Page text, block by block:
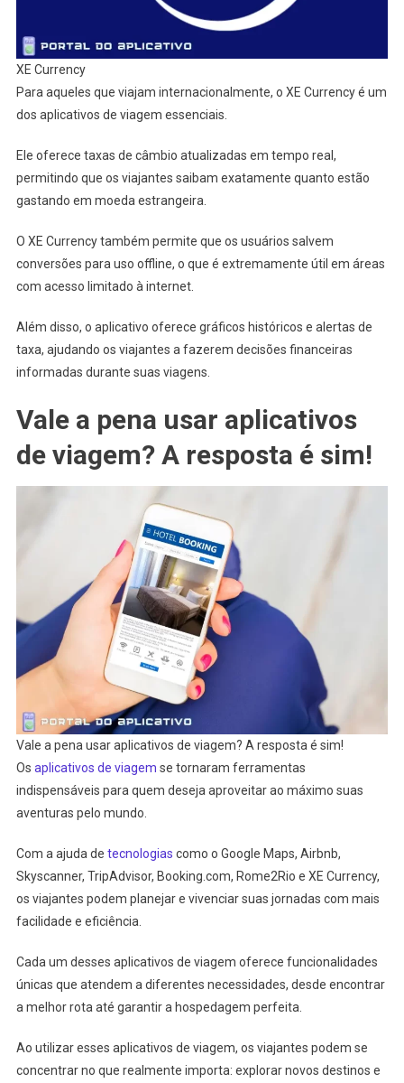
XE Currency
Para aqueles que viajam internacionalmente, o XE Currency é um
dos aplicativos de viagem essenciais.
Ele oferece taxas de câmbio atualizadas em tempo real,
permitindo que os viajantes saibam exatamente quanto estão
gastando em moeda estrangeira.
O XE Currency também permite que os usuários salvem
conversões para uso offline, o que é extremamente útil em áreas
com acesso limitado à internet.
Além disso, o aplicativo oferece gráficos históricos e alertas de
taxa, ajudando os viajantes a fazerem decisões financeiras
informadas durante suas viagens.
Vale a pena usar aplicativos
de viagem? A resposta é sim!
Vale a pena usar aplicativos de viagem? A resposta é sim!
Os aplicativos de viagem se tornaram ferramentas
indispensáveis para quem deseja aproveitar ao máximo suas
aventuras pelo mundo.
Com a ajuda de tecnologias como o Google Maps, Airbnb,
Skyscanner, TripAdvisor, Booking.com, Rome2Rio e XE Currency,
os viajantes podem planejar e vivenciar suas jornadas com mais
facilidade e eficiência.
Cada um desses aplicativos de viagem oferece funcionalidades
únicas que atendem a diferentes necessidades, desde encontrar
a melhor rota até garantir a hospedagem perfeita.
Ao utilizar esses aplicativos de viagem, os viajantes podem se
concentrar no que realmente importa: explorar novos destinos e